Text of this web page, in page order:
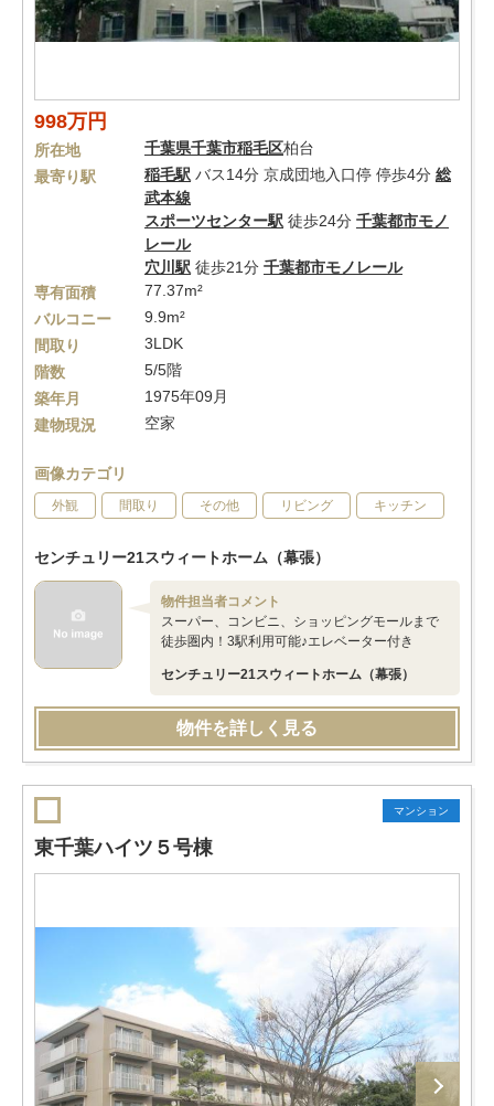
998万円
所在地 千葉県千葉市稲毛区柏台
最寄り駅
稲毛駅 バス14分 京成団地入口停 停歩4分 総
武本線
スポーツセンター駅 徒歩24分 千葉都市モノ
レール
穴川駅 徒歩21分 千葉都市モノレール
専有面積
77.37m²
バルコニー
9.9m²
間取り
3LDK
階数
5/5階
築年月
1975年09月
建物現況
空家
画像カテゴリ
外観 間取り その他 リビング キッチン
センチュリー21スウィートホーム（幕張）
物件担当者コメント
スーパー、コンビニ、ショッピングモールまで
徒歩圏内！3駅利用可能♪エレベーター付き
センチュリー21スウィートホーム（幕張）
物件を詳しく見る
マンション
東千葉ハイツ５号棟